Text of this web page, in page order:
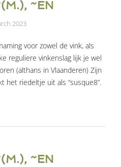
~EN
2023
voor zowel de vink, als
reguliere vinkenslag lijk je wel
(althans in Vlaanderen) Zijn
het riedeltje uit als “susque8”.
~EN